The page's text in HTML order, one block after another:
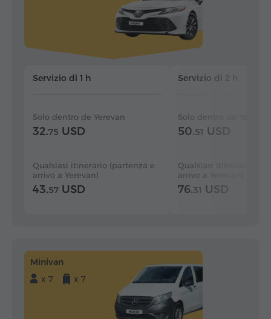
Servizio di 1 h
Solo dentro de Yerevan
32.75 USD
Qualsiasi itinerario (partenza e
arrivo a Yerevan)
43.57 USD
Servizio di 2 h
Solo dentro de Yerevan
50.51 USD
Qualsiasi itinerario
arrivo a Yerevan)
76.31 USD
Minivan
x 7
x 7